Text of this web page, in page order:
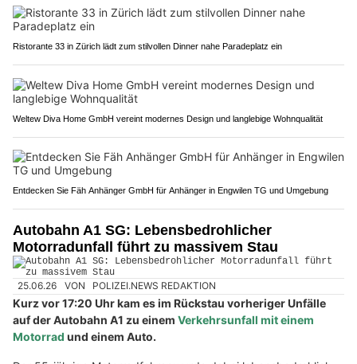
Ristorante 33 in Zürich lädt zum stilvollen Dinner nahe Paradeplatz ein
Weltew Diva Home GmbH vereint modernes Design und langlebige Wohnqualität
Entdecken Sie Fäh Anhänger GmbH für Anhänger in Engwilen TG und Umgebung
Autobahn A1 SG: Lebensbedrohlicher
Motorradunfall führt zu massivem Stau
25.06.26 VON POLIZEI.NEWS REDAKTION
Kurz vor 17:20 Uhr kam es im Rückstau vorheriger Unfälle
auf der Autobahn A1 zu einem Verkehrsunfall mit einem
Motorrad und einem Auto.